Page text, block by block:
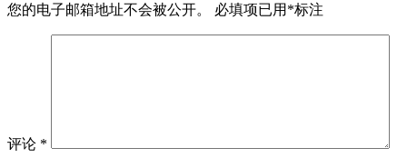
您的电子邮箱地址不会被公开。 必填项已用 *标注
评论 *